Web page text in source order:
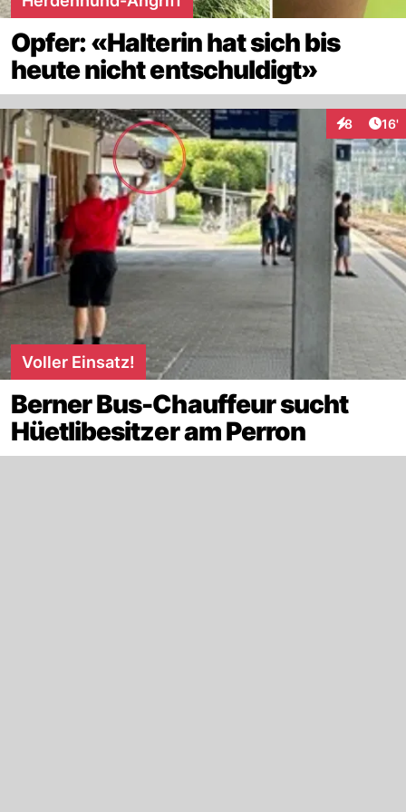
Opfer: «Halterin hat sich bis
heute nicht entschuldigt»
8 16'
Voller Einsatz!
Berner Bus-Chauffeur sucht
Hüetlibesitzer am Perron